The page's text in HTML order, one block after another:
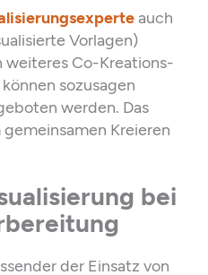
auch
Vorlagen)
weiteres Co-Kreations-
sozusagen
werden. Das
Kreieren
bei
der Einsatz von